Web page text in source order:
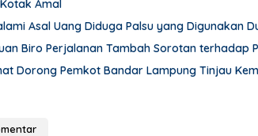
Amal
Asal Uang Diduga Palsu yang Digunakan
Biro Perjalanan Tambah Sorotan terhadap
Dorong Pemkot Bandar Lampung Tinjau